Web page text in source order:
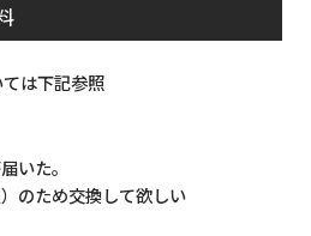
は下記参照
いた。
のため交換して欲しい